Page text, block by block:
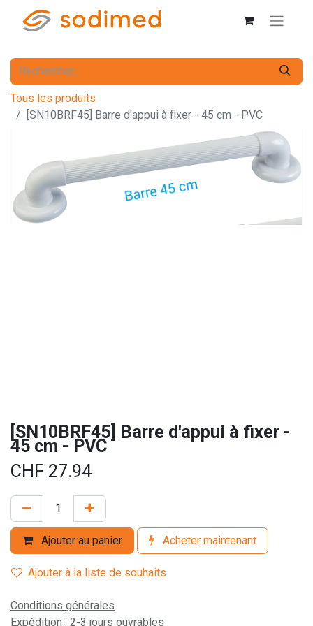
Tous les produits
[SN10BRF45] Barre d'appui à fixer - 45 cm - PVC
[SN10BRF45] Barre d'appui à fixer -
45 cm - PVC
CHF 27.94
Ajouter au panier Acheter maintenant
Ajouter à la liste de souhaits
Conditions générales
Expédition : 2-3 jours ouvrables